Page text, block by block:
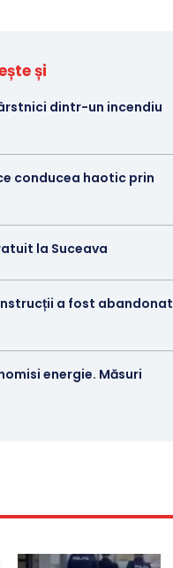
și
dintr-un incendiu
conducea haotic prin
la Suceava
a fost abandonat
energie. Măsuri